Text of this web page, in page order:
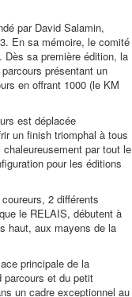
par David Salamin,
En sa mémoire, le comité
Dès sa première édition, la
présentant un
en offrant 1000 (le KM
est déplacée
un finish triomphal à tous
par tout le
pour les éditions
2 différents
le RELAIS, débutent à
haut, aux mayens de la
principale de la
parcours et du petit
un cadre exceptionnel au